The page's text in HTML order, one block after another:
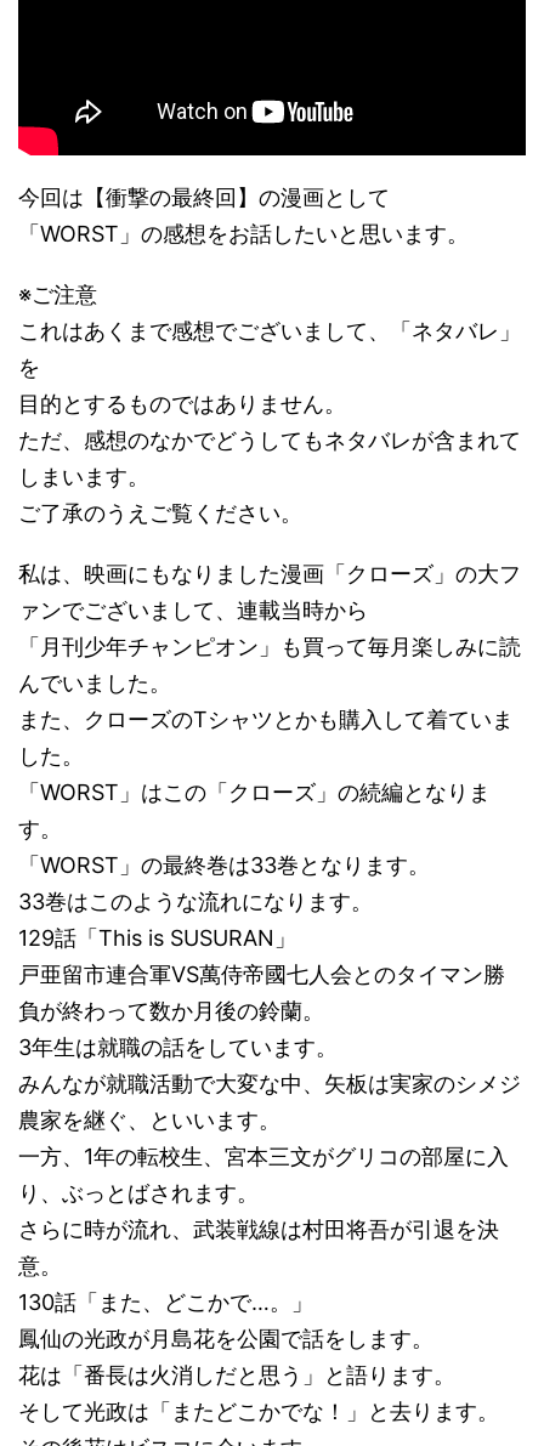
今回は【衝撃の最終回】の漫画として
「WORST」の感想をお話したいと思います。
※ご注意
これはあくまで感想でございまして、「ネタバレ」
を
目的とするものではありません。
ただ、感想のなかでどうしてもネタバレが含まれて
しまいます。
ご了承のうえご覧ください。
私は、映画にもなりました漫画「クローズ」の大フ
ァンでございまして、連載当時から
「月刊少年チャンピオン」も買って毎月楽しみに読
んでいました。
また、クローズのTシャツとかも購入して着ていま
した。
「WORST」はこの「クローズ」の続編となりま
す。
「WORST」の最終巻は33巻となります。
33巻はこのような流れになります。
129話「This is SUSURAN」
戸亜留市連合軍VS萬侍帝國七人会とのタイマン勝
負が終わって数か月後の鈴蘭。
3年生は就職の話をしています。
みんなが就職活動で大変な中、矢板は実家のシメジ
農家を継ぐ、といいます。
一方、1年の転校生、宮本三文がグリコの部屋に入
り、ぶっとばされます。
さらに時が流れ、武装戦線は村田将吾が引退を決
意。
130話「また、どこかで…。」
鳳仙の光政が月島花を公園で話をします。
花は「番長は火消しだと思う」と語ります。
そして光政は「またどこかでな！」と去ります。